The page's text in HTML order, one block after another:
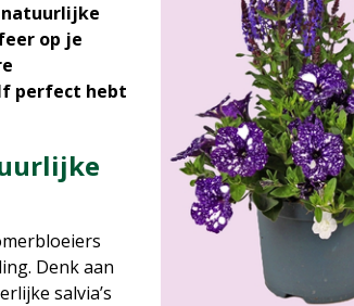
natuurlijke
op je
perfect hebt
Denk aan
salvia’s